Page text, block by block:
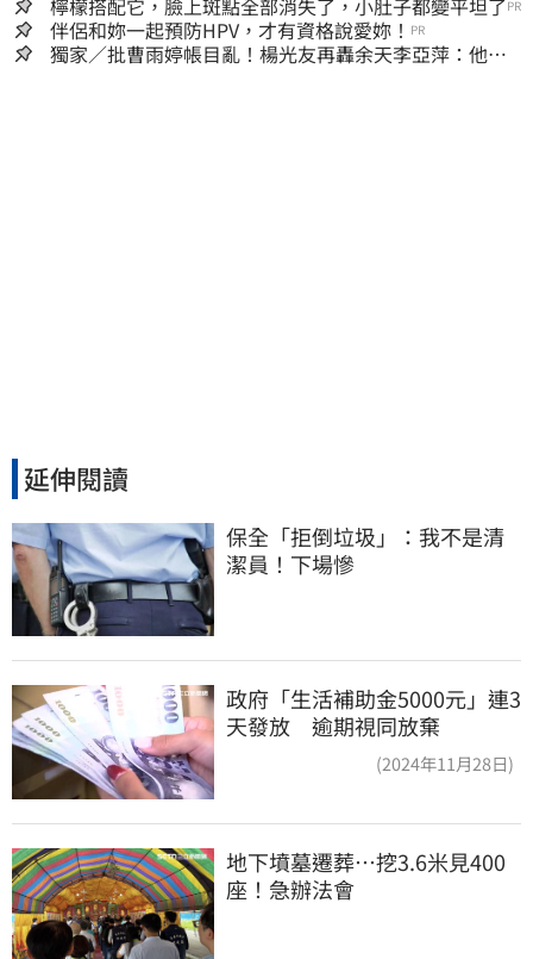
夠
檸檬搭配它，臉上斑點全部消失了，小肚子都變平坦了 PR
伴侶和妳一起預防HPV，才有資格說愛妳！ PR
獨家／批曹雨婷帳目亂！楊光友再轟余天李亞萍：他們
延伸閱讀
保全「拒倒垃圾」：我不是清
潔員！下場慘
政府「生活補助金5000元」連3
天發放 逾期視同放棄
(2024年11月28日)
地下墳墓遷葬…挖3.6米見400
座！急辦法會